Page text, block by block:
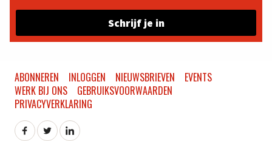
Schrijf je in
ABONNEREN INLOGGEN NIEUWSBRIEVEN
EVENTS
WERK BIJ ONS
GEBRUIKSVOORWAARDEN
PRIVACYVERKLARING